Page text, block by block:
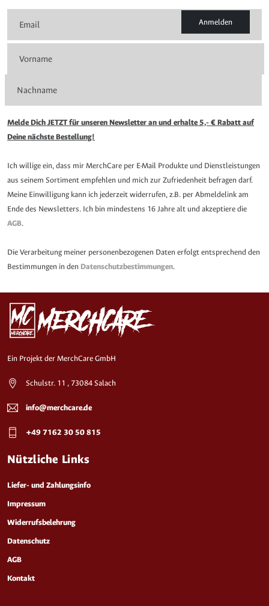
Anmelden
Melde Dich JETZT für unseren Newsletter an und erhalte 5,- € Rabatt auf
Deine nächste Bestellung!
Ich willige ein, dass mir MerchCare per E-Mail Produkte und Dienstleistungen
aus seinem Sortiment empfehlen und mich zur Zufriedenheit befragen darf.
Meine Einwilligung kann ich jederzeit widerrufen, z.B. per Abmeldelink am
Ende des Newsletters. Ich bin mindestens 16 Jahre alt und akzeptiere die
AGB.
Die Verarbeitung meiner personenbezogenen Daten erfolgt entsprechend den
Bestimmungen in den Datenschutzbestimmungen.
Ein Projekt der MerchCare GmbH
Schulstr. 11 , 73084 Salach
info@merchcare.de
+49 7162 30 50 815
Nützliche Links
Liefer- und Zahlungsinfo
Impressum
Widerrufsbelehrung
Datenschutz
AGB
Kontakt